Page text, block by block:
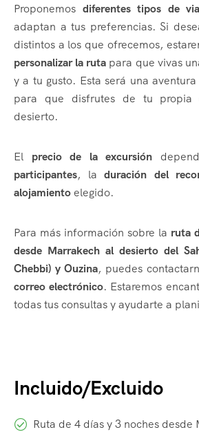
Proponemos diferentes tipos de
adaptan a tus preferencias. Si
distintos a los que ofrecemos,
personalizar la ruta para que vivas
y a tu gusto. Esta será una
para que disfrutes de tu propia
desierto.
El precio de la excursión
participantes, la duración del
alojamientoelegido.
Para más información sobre la ruta
desde Marrakech al desierto del
Chebbi) y Ouzina, puedes
correo electrónico. Estaremos
todas tus consultas y ayudarte a
Incluido/Excluido
Ruta de 4 días y 3 noches desde